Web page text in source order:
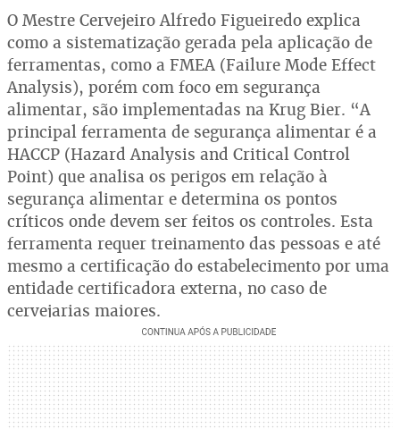
O Mestre Cervejeiro Alfredo Figueiredo explica
como a sistematização gerada pela aplicação de
ferramentas, como a FMEA (Failure Mode Effect
Analysis), porém com foco em segurança
alimentar, são implementadas na Krug Bier. “A
principal ferramenta de segurança alimentar é a
HACCP (Hazard Analysis and Critical Control
Point) que analisa os perigos em relação à
segurança alimentar e determina os pontos
críticos onde devem ser feitos os controles. Esta
ferramenta requer treinamento das pessoas e até
mesmo a certificação do estabelecimento por uma
entidade certificadora externa, no caso de
cervejarias maiores.